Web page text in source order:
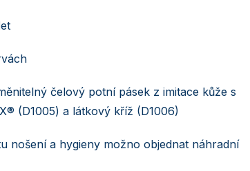
čelový potní pásek z imitace kůže s
(D1005) a látkový kříž (D1006)
nošení a hygieny možno objednat náhradní